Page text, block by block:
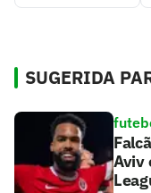
SUGERIDA
Aviv